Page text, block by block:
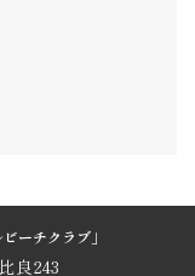
ーチクラブ」
良243